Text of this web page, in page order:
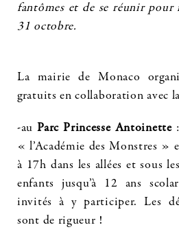
fantômes et de se réunir
31 octobre.
La mairie de Monaco
gratuits en collaboration avec
-auParc Princesse Antoinette:
« l’Académie des Monstres »
à 17h dans les allées et sous
enfants jusqu’à 12 ans
invités à y participer. Les
sont de rigueur !